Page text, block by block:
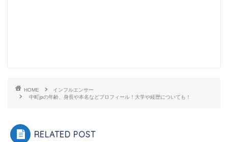
HOME
インフルエンサー
中町jpの年齢、身長や本名などプロフィール！大学や経歴についても！
RELATED POST